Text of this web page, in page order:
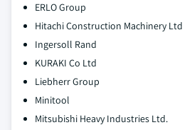
ERLO Group
Hitachi Construction Machinery Ltd
Ingersoll Rand
KURAKI Co Ltd
Liebherr Group
Minitool
Mitsubishi Heavy Industries Ltd.